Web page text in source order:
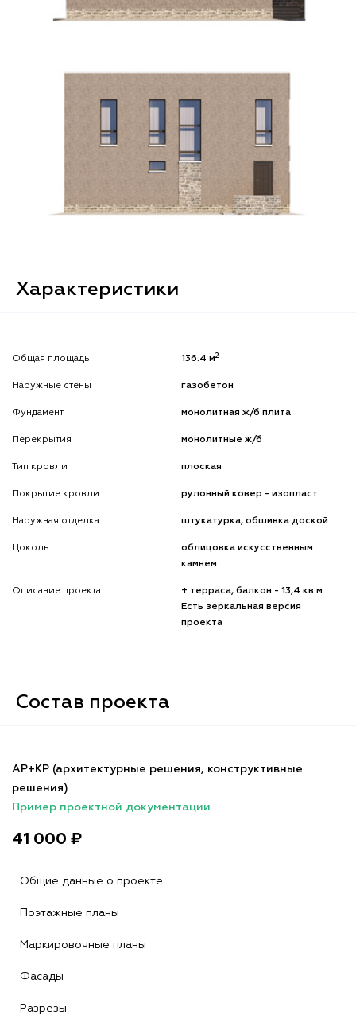
Характеристики
Общая площадь 136.4 м2
Наружные стены газобетон
Фундамент монолитная ж/б плита
Перекрытия монолитные ж/б
Тип кровли плоская
Покрытие кровли рулонный ковер - изопласт
Наружная отделка штукатурка, обшивка доской
Цоколь
облицовка искусственным
камнем
Описание проекта
+ терраса, балкон - 13,4 кв.м.
Есть зеркальная версия
проекта
Состав проекта
АР+КР (архитектурные решения, конструктивные
решения)
Пример проектной документации
41 000 ₽
Общие данные о проекте
Поэтажные планы
Маркировочные планы
Фасады
Разрезы